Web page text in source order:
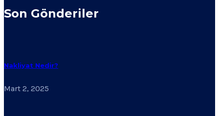
Son Gönderiler
Nakliyat Nedir?
Mart 2, 2025